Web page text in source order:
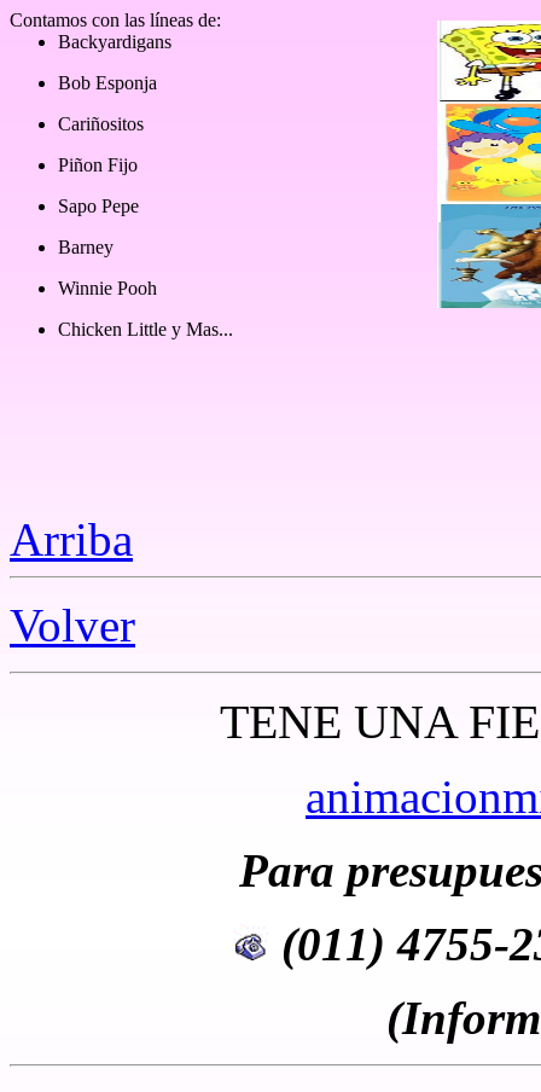
Contamos con las líneas de:
Backyardigans
Bob Esponja
Cariñositos
Piñon Fijo
Sapo Pepe
Barney
Winnie Pooh
Chicken Little y Mas...
Arriba
Volver
TENE UNA
Para
(011) 4755-